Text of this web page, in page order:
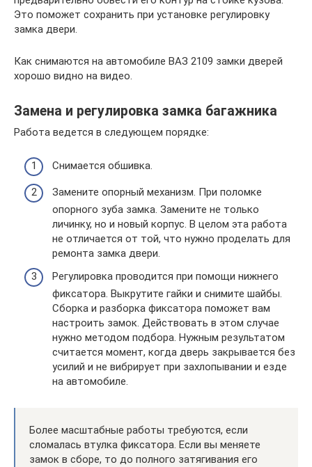
Это поможет сохранить при установке регулировку
замка двери.
Как снимаются на автомобиле ВАЗ 2109 замки дверей
хорошо видно на видео.
Замена и регулировка замка багажника
Работа ведется в следующем порядке:
Снимается обшивка.
Замените опорный механизм. При поломке
опорного зуба замка. Замените не только
личинку, но и новый корпус. В целом эта работа
не отличается от той, что нужно проделать для
ремонта замка двери.
Регулировка проводится при помощи нижнего
фиксатора. Выкрутите гайки и снимите шайбы.
Сборка и разборка фиксатора поможет вам
настроить замок. Действовать в этом случае
нужно методом подбора. Нужным результатом
считается момент, когда дверь закрывается без
усилий и не вибрирует при захлопывании и езде
на автомобиле.
Более масштабные работы требуются, если
сломалась втулка фиксатора. Если вы меняете
замок в сборе, то до полного затягивания его